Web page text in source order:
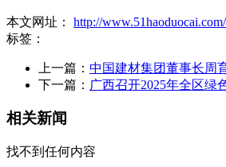
本文网址： http://
标签：
上一篇： 中国建材集团董事长周
下一篇： 广西召开2025年全区绿
相关新闻
找不到任何内容